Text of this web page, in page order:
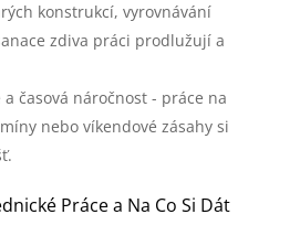
konstrukcí, vyrovnávání
zdiva práci prodlužují a
časová náročnost - práce na
nebo víkendové zásahy si
Práce a Na Co Si Dát